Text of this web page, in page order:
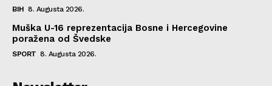
BIH 8. Augusta 2026.
Muška U-16 reprezentacija Bosne i Hercegovine
poražena od Švedske
SPORT 8. Augusta 2026.